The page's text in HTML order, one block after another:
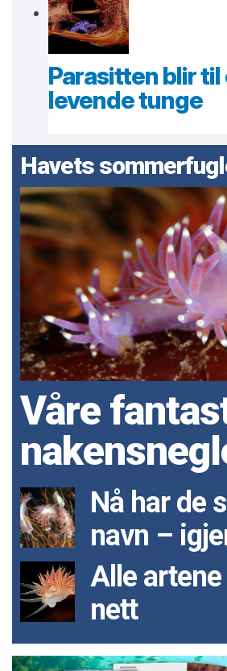
Parasitten blir til
levende tunge
Havets
Våre
Nå har de
navn –
Alle artene
nett